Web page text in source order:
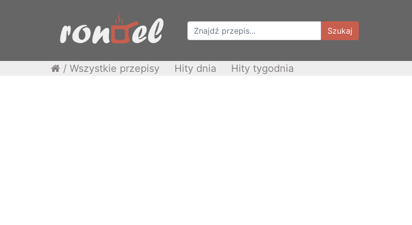
Szukaj
/ Wszystkie przepisy Hity dnia Hity tygodnia